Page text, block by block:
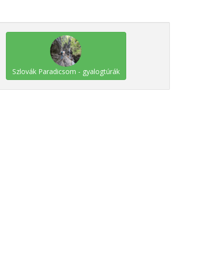
Szlovák Paradicsom - gyalogtúrák